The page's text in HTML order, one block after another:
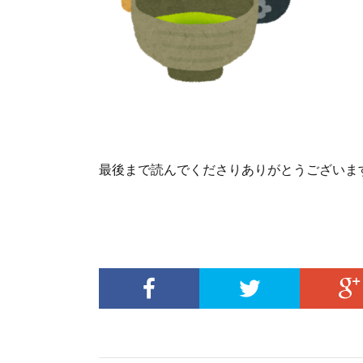
最後まで読んでくださりありがとうございま